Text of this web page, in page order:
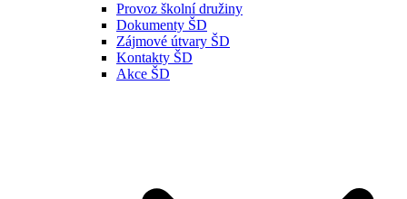
Provoz školní družiny
Dokumenty ŠD
Zájmové útvary ŠD
Kontakty ŠD
Akce ŠD